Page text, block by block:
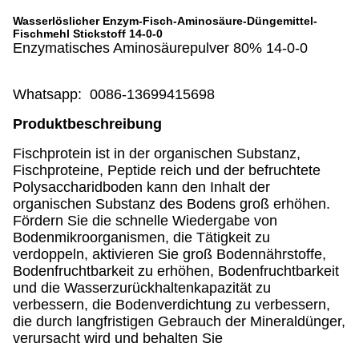
Wasserlöslicher Enzym-Fisch-Aminosäure-Düngemittel-
Fischmehl Stickstoff 14-0-0
Enzymatisches Aminosäurepulver 80% 14-0-0
Whatsapp: 0086-13699415698
Produktbeschreibung
Fischprotein ist in der organischen Substanz,
Fischproteine, Peptide reich und der befruchtete
Polysaccharidboden kann den Inhalt der
organischen Substanz des Bodens groß erhöhen.
Fördern Sie die schnelle Wiedergabe von
Bodenmikroorganismen, die Tätigkeit zu
verdoppeln, aktivieren Sie groß Bodennährstoffe,
Bodenfruchtbarkeit zu erhöhen, Bodenfruchtbarkeit
und die Wasserzurückhaltenkapazität zu
verbessern, die Bodenverdichtung zu verbessern,
die durch langfristigen Gebrauch der Mineraldünger,
verursacht wird und behalten Sie